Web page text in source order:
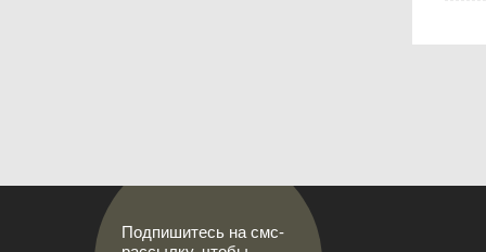
Подпишитесь на смс-